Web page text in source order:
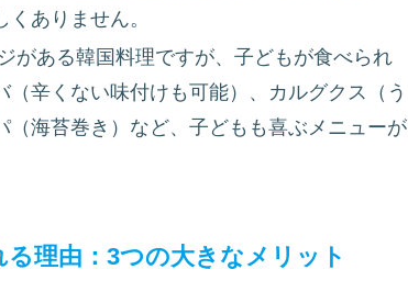
ありません。
がある韓国料理ですが、子どもが食べられ
辛くない味付けも可能）、カルグクス（う
海苔巻き）など、子どもも喜ぶメニューが
理由：3つの大きなメリット